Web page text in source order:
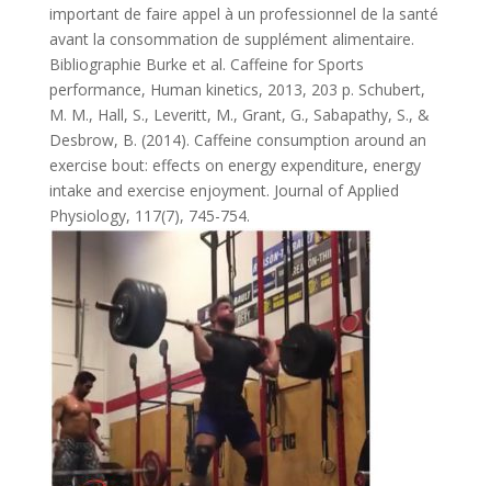
important de faire appel à un professionnel de la santé
avant la consommation de supplément alimentaire.
Bibliographie Burke et al. Caffeine for Sports
performance, Human kinetics, 2013, 203 p. Schubert,
M. M., Hall, S., Leveritt, M., Grant, G., Sabapathy, S., &
Desbrow, B. (2014). Caffeine consumption around an
exercise bout: effects on energy expenditure, energy
intake and exercise enjoyment. Journal of Applied
Physiology, 117(7), 745-754.